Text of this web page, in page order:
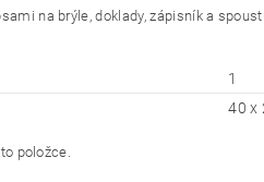
na brýle, doklady, zápisník a
1
40 x
položce.